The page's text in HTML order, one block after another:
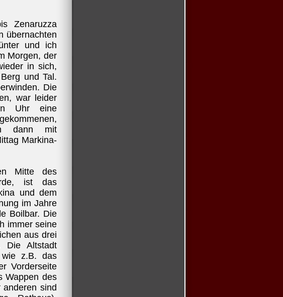
Zenaruzza
übernachten
und ich
Morgen, der
in sich,
und Tal.
Die
war leider
Uhr eine
dann mit
Markina-
Mitte des
ist das
und dem
im Jahre
Boilbar. Die
immer seine
aus drei
Die Altstadt
wie z.B. das
Vorderseite
Wappen des
sind